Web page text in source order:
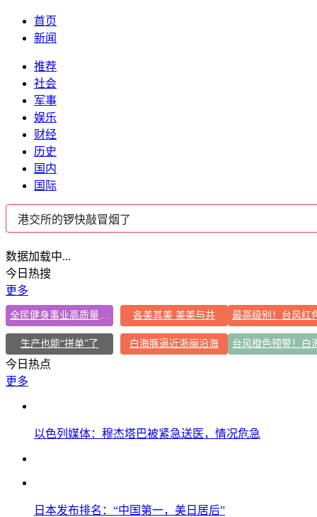
首页
新闻
推荐
社会
军事
娱乐
财经
历史
国内
国际
数据加载中...
今日热搜
更多
全民健身事业高质量发展 各美其美 美美与共
生产也能“拼单”了 白海豚逼近浙闽沿海
今日热点
更多
以色列媒体：穆杰塔巴被紧急送医，情况危急
日本发布排名：“中国第一，美日居后”